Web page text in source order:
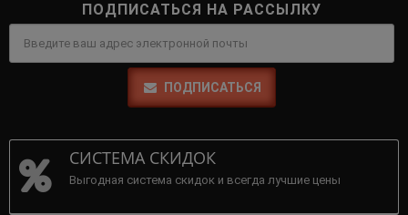
ПОДПИСАТЬСЯ НА РАССЫЛКУ
ПОДПИСАТЬСЯ
СИСТЕМА СКИДОК
Выгодная система скидок и всегда лучшие цены